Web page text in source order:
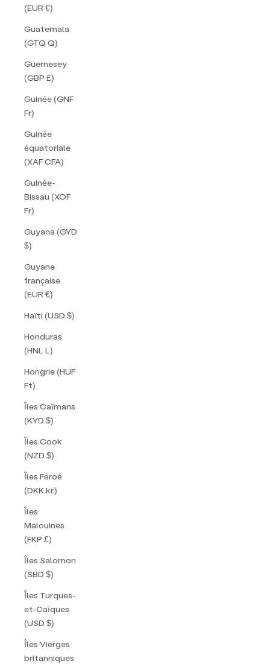
(EUR €)
Guatemala
(GTQ Q)
Guernesey
(GBP £)
Guinée (GNF
Fr)
Guinée
équatoriale
(XAF CFA)
Guinée-
Bissau (XOF
Fr)
Guyana (GYD
$)
Guyane
française
(EUR €)
Haïti (USD $)
Honduras
(HNL L)
Hongrie (HUF
Ft)
Îles Caïmans
(KYD $)
Îles Cook
(NZD $)
Îles Féroé
(DKK kr.)
Îles
Malouines
(FKP £)
Îles Salomon
(SBD $)
Îles Turques-
et-Caïques
(USD $)
Îles Vierges
britanniques